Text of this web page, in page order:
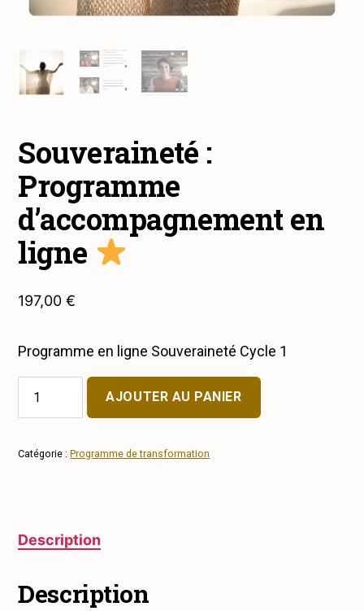
Souveraineté :
Programme
d’accompagnement en
ligne
197,00€
Programme en ligne Souveraineté Cycle 1
Souveraineté
d'accompagnement
AJOUTER AU PANIER
Catégorie :Programme de transformation
Description
Description